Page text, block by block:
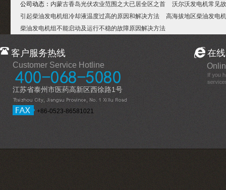
公司动态： 内蒙古香岛光伏农业范围之大已居全区之首
沃尔沃发电机常见
引起柴油发电机组冷却液温度过高的原因和解决方法
高海拔地区柴油发电
柴油发电机组不能启动及运行不稳的故障原因解决方法
客户服务热线
Customer Service Hotline
江苏省泰州市医药高新区西徐路1号
+86-0523-86581021
在